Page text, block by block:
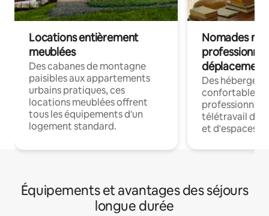
Locations entièrement
meublées
Des cabanes de montagne
paisibles aux appartements
urbains pratiques, ces
locations meublées offrent
tous les équipements d'un
logement standard.
Nomades
déplacement
Des
confortables
professionnels
télétravail
et d'espaces
Équipements et avantages des séjours
longue durée